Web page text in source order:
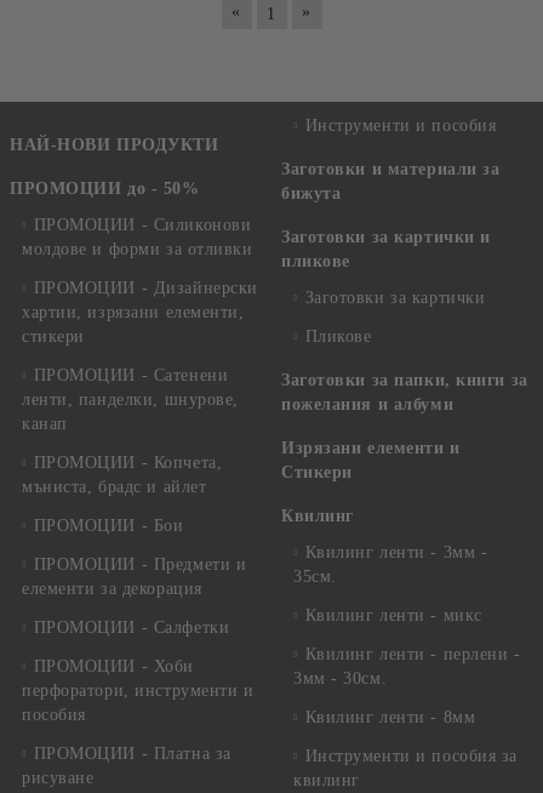
«
1 »
НАЙ-НОВИ ПРОДУКТИ
ПРОМОЦИИ до - 50%
ПРОМОЦИИ - Силиконови
молдове и форми за отливки
ПРОМОЦИИ - Дизайнерски
хартии, изрязани елементи,
стикери
ПРОМОЦИИ - Сатенени
ленти, панделки, шнурове,
канап
ПРОМОЦИИ - Копчета,
мъниста, брадс и айлет
ПРОМОЦИИ - Бои
ПРОМОЦИИ - Предмети и
елементи за декорация
ПРОМОЦИИ - Салфетки
ПРОМОЦИИ - Хоби
перфоратори, инструменти и
пособия
ПРОМОЦИИ - Платна за
рисуване
Инструменти и пособия
Заготовки и материали за
бижута
Заготовки за картички и
пликове
Заготовки за картички
Пликове
Заготовки за папки, книги за
пожелания и албуми
Изрязани елементи и
Стикери
Квилинг
Квилинг ленти - 3мм -
35см.
Квилинг ленти - микс
Квилинг ленти - перлени -
3мм - 30см.
Квилинг ленти - 8мм
Инструменти и пособия за
квилинг